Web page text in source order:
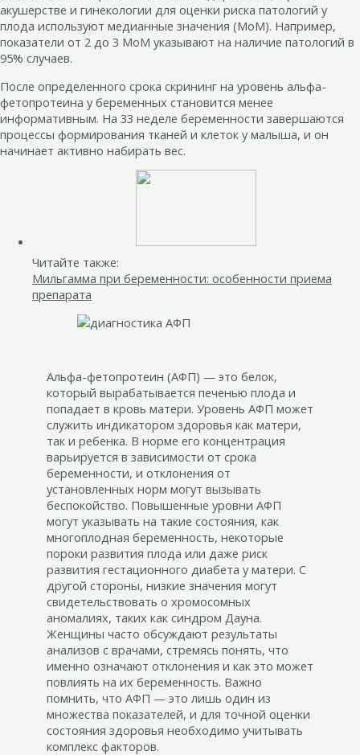
акушерстве и гинекологии для оценки риска патологий у
плода используют медианные значения (МоМ). Например,
показатели от 2 до 3 МоМ указывают на наличие патологий в
95% случаев.
После определенного срока скрининг на уровень альфа-
фетопротеина у беременных становится менее
информативным. На 33 неделе беременности завершаются
процессы формирования тканей и клеток у малыша, и он
начинает активно набирать вес.
Читайте также:
Мильгамма при беременности: особенности приема
препарата
Альфа-фетопротеин (АФП) — это белок,
который вырабатывается печенью плода и
попадает в кровь матери. Уровень АФП может
служить индикатором здоровья как матери,
так и ребенка. В норме его концентрация
варьируется в зависимости от срока
беременности, и отклонения от
установленных норм могут вызывать
беспокойство. Повышенные уровни АФП
могут указывать на такие состояния, как
многоплодная беременность, некоторые
пороки развития плода или даже риск
развития гестационного диабета у матери. С
другой стороны, низкие значения могут
свидетельствовать о хромосомных
аномалиях, таких как синдром Дауна.
Женщины часто обсуждают результаты
анализов с врачами, стремясь понять, что
именно означают отклонения и как это может
повлиять на их беременность. Важно
помнить, что АФП — это лишь один из
множества показателей, и для точной оценки
состояния здоровья необходимо учитывать
комплекс факторов.